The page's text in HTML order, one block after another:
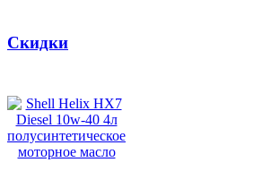
Скидки